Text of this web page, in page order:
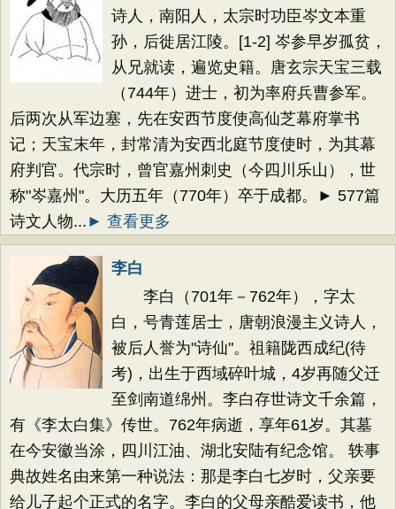
诗人，南阳人，太宗时功臣岑文本重
孙，后徙居江陵。[1-2] 岑参早岁孤贫，
从兄就读，遍览史籍。唐玄宗天宝三载
（744年）进士，初为率府兵曹参军。
后两次从军边塞，先在安西节度使高仙芝幕府掌书
记；天宝末年，封常清为安西北庭节度使时，为其幕
府判官。代宗时，曾官嘉州刺史（今四川乐山），世
称"岑嘉州"。大历五年（770年）卒于成都。► 577篇
诗文人物... ► 查看更多
李白
李白（701年－762年），字太
白，号青莲居士，唐朝浪漫主义诗人，
被后人誉为"诗仙"。祖籍陇西成纪(待
考)，出生于西域碎叶城，4岁再随父迁
至剑南道绵州。李白存世诗文千余篇，
有《李太白集》传世。762年病逝，享年61岁。其墓
在今安徽当涂，四川江油、湖北安陆有纪念馆。 轶事
典故姓名由来第一种说法：那是李白七岁时，父亲要
给儿子起个正式的名字。李白的父母亲酷爱读书，他